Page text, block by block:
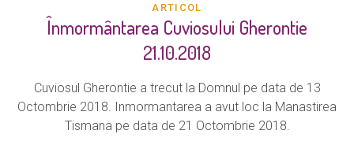
ARTICOL
Înmormântarea Cuviosului Gherontie
21.10.2018
Cuviosul Gherontie a trecut la Domnul pe data de 13
Octombrie 2018. Inmormantarea a avut loc la Manastirea
Tismana pe data de 21 Octombrie 2018.